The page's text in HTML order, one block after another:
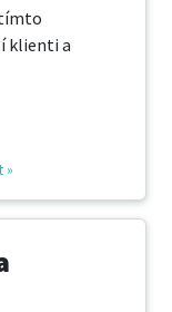
klienti a
»